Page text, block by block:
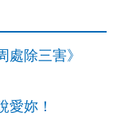
處除三害》
愛妳！